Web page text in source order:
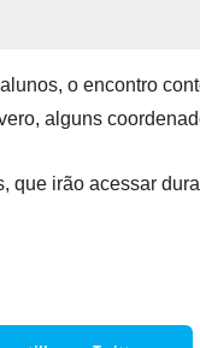
o encontro
alguns
irão acessar